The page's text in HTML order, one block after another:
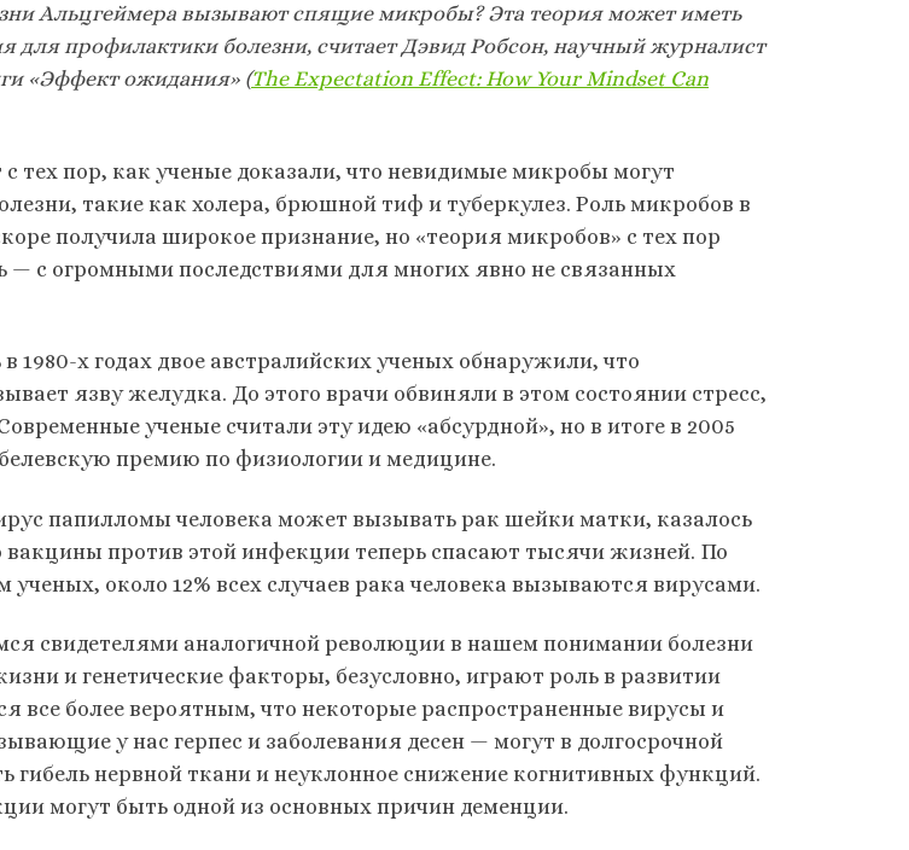
Альцгеймера вызывают спящие микробы? Эта теория может иметь
для профилактики болезни, считает Дэвид Робсон, научный журналист
«Эффект ожидания» (The Expectation Effect: How Your Mindset Can
тех пор, как ученые доказали, что невидимые микробы могут
такие как холера, брюшной тиф и туберкулез. Роль микробов в
получила широкое признание, но «теория микробов» с тех пор
— с огромными последствиями для многих явно не связанных
1980-х годах двое австралийских ученых обнаружили, что
язву желудка. До этого врачи обвиняли в этом состоянии стресс,
ученые считали эту идею «абсурдной», но в итоге в 2005
премию по физиологии и медицине.
папилломы человека может вызывать рак шейки матки, казалось
против этой инфекции теперь спасают тысячи жизней. По
около 12% всех случаев рака человека вызываются вирусами.
свидетелями аналогичной революции в нашем понимании болезни
и генетические факторы, безусловно, играют роль в развитии
все более вероятным, что некоторые распространенные вирусы и
у нас герпес и заболевания десен — могут в долгосрочной
гибель нервной ткани и неуклонное снижение когнитивных функций.
могут быть одной из основных причин деменции.